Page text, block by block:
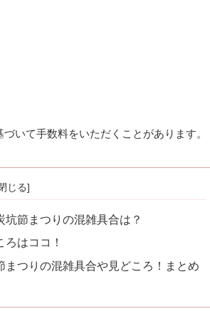
いて手数料をいただくことがあります。
節まつりの混雑具合は？
はココ！
つりの混雑具合や見どころ！まとめ